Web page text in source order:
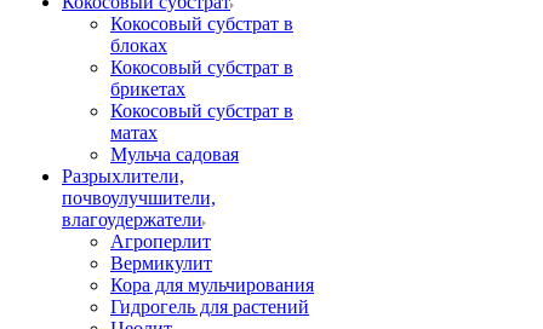
Кокосовый субстрат в
блоках
Кокосовый субстрат в
брикетах
Кокосовый субстрат в
матах
Мульча садовая
Разрыхлители,
почвоулучшители,
влагоудержатели
Агроперлит
Вермикулит
Кора для мульчирования
Гидрогель для растений